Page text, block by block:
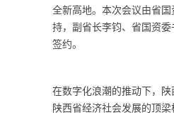
全新高地。本次会议由省
持，副省长李钧、省国资
签约。
在数字化浪潮的推动下，
陕西省经济社会发展的顶